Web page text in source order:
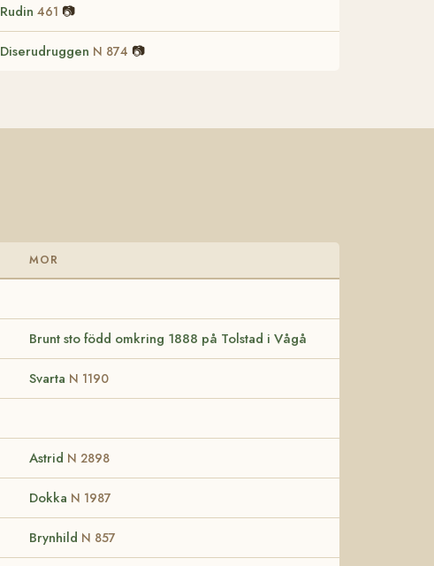
Rudin 461 📷
Diserudruggen N 874 📷
MOR
Brunt sto född omkring 1888 på Tolstad i Vågå
Svarta N 1190
Astrid N 2898
Dokka N 1987
Brynhild N 857